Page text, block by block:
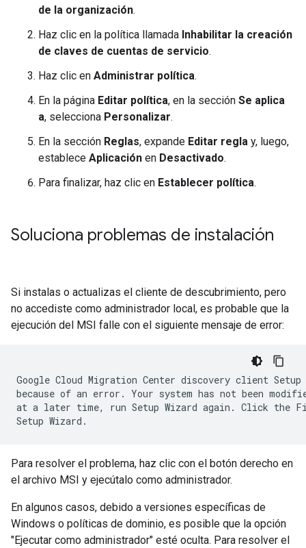
de la organización.
Haz clic en la política llamada Inhabilitar la creación
de claves de cuentas de servicio.
Haz clic en Administrar política.
En la página Editar política, en la sección Se aplica
a, selecciona Personalizar.
En la sección Reglas, expande Editar regla y, luego,
establece Aplicación en Desactivado.
Para finalizar, haz clic en Establecer política.
Soluciona problemas de instalación
Si instalas o actualizas el cliente de descubrimiento, pero
no accediste como administrador local, es probable que la
ejecución del MSI falle con el siguiente mensaje de error:
Google Cloud Migration Center discovery client Setup
because of an error. Your system has not been
at a later time, run Setup Wizard again. Click the
Para resolver el problema, haz clic con el botón derecho en
el archivo MSI y ejecútalo como administrador.
En algunos casos, debido a versiones específicas de
Windows o políticas de dominio, es posible que la opción
"Ejecutar como administrador" esté oculta. Para resolver el